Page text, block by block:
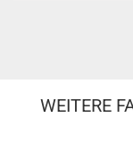
WEITERE